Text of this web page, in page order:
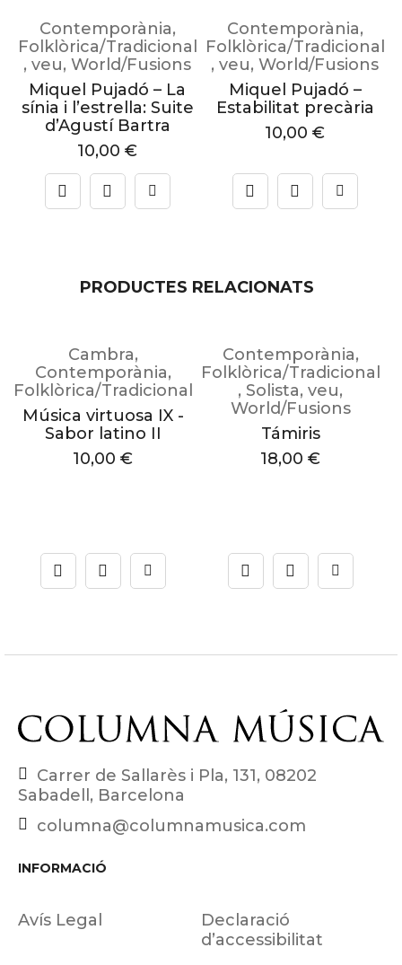
Contemporània,
Folklòrica/Tradicional
, veu, World/Fusions
Miquel Pujadó – La
sínia i l’estrella: Suite
d’Agustí Bartra
10,00 €
Contemporània,
Folklòrica/Tradicional
, veu, World/Fusions
Miquel Pujadó –
Estabilitat precària
10,00 €
PRODUCTES RELACIONATS
Cambra,
Contemporània,
Folklòrica/Tradicional
Música virtuosa IX -
Sabor latino II
10,00 €
Contemporània,
Folklòrica/Tradicional
, Solista, veu,
World/Fusions
Támiris
18,00 €
Carrer de Sallarès i Pla, 131, 08202
Sabadell, Barcelona
columna@columnamusica.com
INFORMACIÓ
Avís Legal
Declaració
d’accessibilitat